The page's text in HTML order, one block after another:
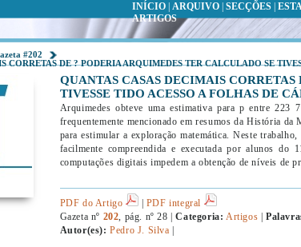
INÍCIO| ARQUIVO| SECÇÕES|
ARTIGOS
#202
CORRETAS DE ? PODERIA ARQUIMEDES TER CALCULADO SE
QUANTAS CASAS DECIMAIS
TIVESSE TIDO ACESSO A FOLHAS DE
Arquimedes obteve uma estimativa para p entre 223
frequentemente mencionado em resumos da História da
para estimular a exploração matemática. Neste
facilmente compreendida e executada por alunos do
computações digitais impedem a obtenção de níveis de
PDF do Artigo | PDF integral
Gazeta nº 202, pág. nº 28 |Categoria: Artigos
Autor(es): Pedro J. Silva